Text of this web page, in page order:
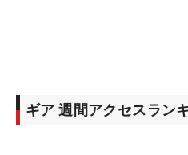
ギア 週間アクセスラン